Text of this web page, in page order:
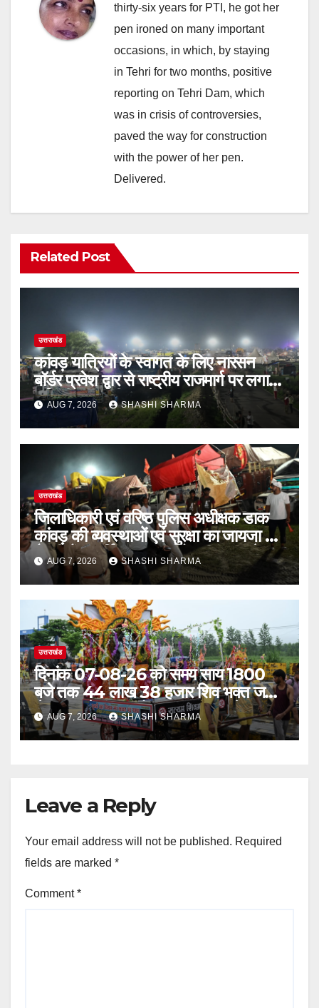
thirty-six years for PTI, he got her
pen ironed on many important
occasions, in which, by staying
in Tehri for two months, positive
reporting on Tehri Dam, which
was in crisis of controversies,
paved the way for construction
with the power of her pen.
Delivered.
Related Post
उत्तराखंड
कांवड़ यात्रियों के स्वागत के लिए नारसन
बॉर्डर प्रवेश द्वार से राष्ट्रीय राजमार्ग पर लगाई
गई रंगीन एलईडी लाइटें
AUG 7, 2026 SHASHI SHARMA
उत्तराखंड
जिलाधिकारी एवं वरिष्ठ पुलिस अधीक्षक डाक
कांवड़ की व्यवस्थाओं एवं सुरक्षा का जायजा लेने
बैरागी कैंप पार्किंग स्थल जीरो ग्राउंड पर देर
रात्रि पहुंचे
AUG 7, 2026 SHASHI SHARMA
उत्तराखंड
दिनांक 07-08-26 को समय साय 1800
बजे तक 44 लाख 38 हजार शिव भक्त जल
लेकर अपने गंतव्य को प्रस्थान कर चुके
AUG 7, 2026 SHASHI SHARMA
Leave a Reply
Your email address will not be published. Required
fields are marked *
Comment*